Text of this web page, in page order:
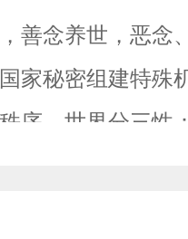
善念养世，恶念
家秘密组建特殊
序。世界分三性